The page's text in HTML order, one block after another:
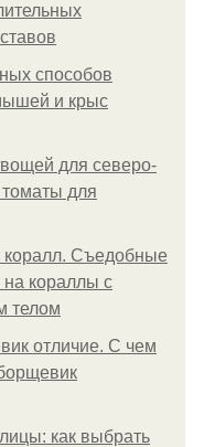
способов
и крыс
для северо-
для
коралл. Съедобные
кораллы с
телом
отличие. С чем
как выбрать